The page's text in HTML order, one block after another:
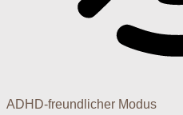
ADHD-freundlicher Modus